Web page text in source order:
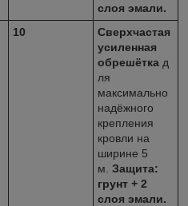
слоя эмали.
10
Сверхчастая
усиленная
обрешётка д
ля
максимально
надёжного
крепления
кровли на
ширине 5
м. Защита:
грунт + 2
слоя эмали.